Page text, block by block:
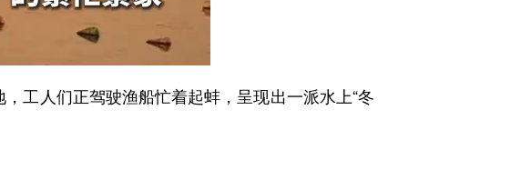
人们正驾驶渔船忙着起蚌，呈现出一派水上“冬